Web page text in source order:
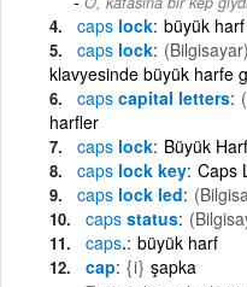
caps lock büyük
caps lock (Bilgisayar)
klavyesinde büyük harfe
caps capital letters
harfler
caps lock Büyük
caps lock key Caps
caps lock led
caps status
caps. büyük harf
cap {i} şapka